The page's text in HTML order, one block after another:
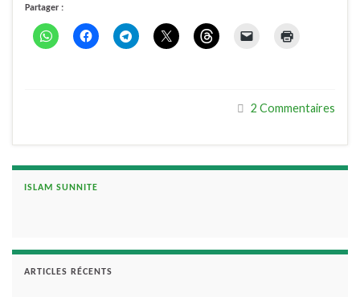
Partager :
2 Commentaires
ISLAM SUNNITE
ARTICLES RÉCENTS